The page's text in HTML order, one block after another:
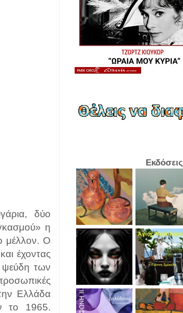
δύο
η
μέλλον. Ο
έχοντας
ψεύδη των
Ελλάδα
το 1965.
Εκδόσεις